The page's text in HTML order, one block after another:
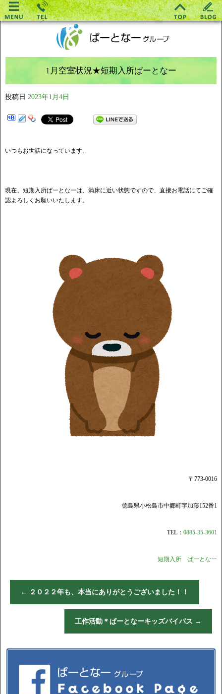
1月空室状況★短期入所ぱーとなー
投稿日 2023年1月4日
いつもお世話になっています。
現在、短期入所ぱーとなーは、満床に近い状態ですので、直接お電話にてご確
認よろしくお願いいたします。
〒773-0016
徳島県小松島市中郷町字加藤152番1
TEL： 0885-35-3601
短期入所 ぱーとなー
← ２０２２年も、本当にありがとうございました！！
工作活動＊ぱーとなーキッズバイパス →